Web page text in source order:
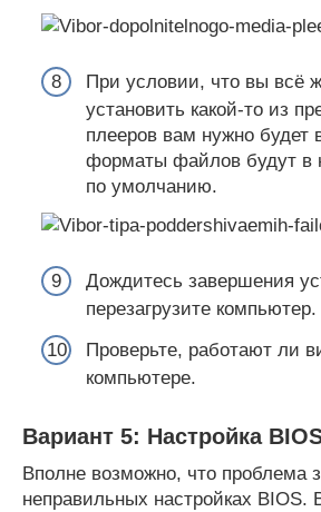
При условии, что вы всё
установить какой-то из
плееров вам нужно будет
форматы файлов будут в
по умолчанию.
Дождитесь завершения
перезагрузите компьютер.
Проверьте, работают ли
компьютере.
Вариант 5: Настройка
Вполне возможно, что проблема
неправильных настройках BIOS.